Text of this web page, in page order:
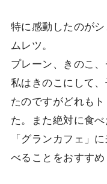
特に感動したのが
ムレツ。
プレーン、きのこ、
私はきのこにして
たのですがどれも
た。また絶対に食べ
「グランカフェ」
べることをおすすめ